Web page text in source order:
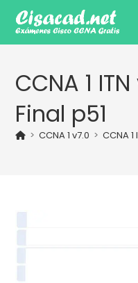
contenido
CCNA 1
Final p51
> CCNA 1 v7.0 > CCNA